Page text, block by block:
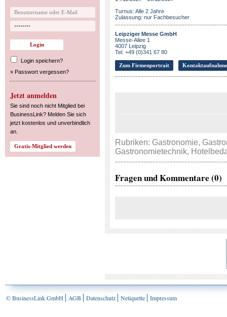
Login speichern?
» Passwort vergessen?
Jetzt anmelden
Sie sind noch nicht Mitglied bei
BusinessLink? Melden Sie sich
jetzt kostenlos und unverbindlich
an.
Turnus: Alle 2 Jahre
Zulassung: nur Fachbesucher
Leipziger Messe GmbH
Messe-Allee 1
4007 Leipzig
Tel. +49 (0)341 67 80
Zum Firmenportrait Kontaktaufnahme
Rubriken: Gastronomie,
Gastronomietechnik,
Fragen und Kommentare (0)
© BusinessLink GmbH AGB Datenschutz Netiquette Impressum